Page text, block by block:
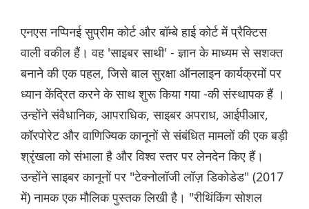
एनएस नप्पिनई सुप्रीम कोर्ट और बॉम्बे हाई कोर्ट में प्रैक्टिस
वाली वकील हैं। वह 'साइबर साथी' - ज्ञान के माध्यम से सशक्त
बनाने की एक पहल, जिसे बाल सुरक्षा ऑनलाइन कार्यक्रमों पर
ध्यान केंद्रित करने के साथ शुरू किया गया -की संस्थापक हैं ।
उन्होंने संवैधानिक, आपराधिक, साइबर अपराध, आईपीआर,
कॉरपोरेट और वाणिज्यिक कानूनों से संबंधित मामलों की एक बड़ी
श्रृंखला को संभाला है और विश्व स्तर पर लेनदेन किए हैं।
उन्होंने साइबर कानूनों पर "टेक्नोलॉजी लॉज़ डिकोडेड" (2017
में) नामक एक मौलिक पुस्तक लिखी है। "रीथिंकिंग सोशल